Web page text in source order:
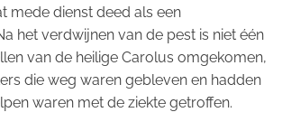
mede dienst deed als een
het verdwijnen van de pest is niet één
van de heilige Carolus omgekomen,
die weg waren gebleven en hadden
waren met de ziekte getroffen.